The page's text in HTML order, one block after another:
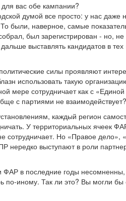
вас обе кампании?
думой все просто: у нас
были, наверное, самые
был зарегистрирован - но,
выставлять кандидатов в
силы проявляют
использовать такую
мере сотрудничает как с
с партиями не взаимодействует?
каждый регион
У территориальных ячеек
сотрудничает. Но «Правое
нередко выступают в роли
ФАР в последние годы
по-иному. Так ли это? Вы могли бы